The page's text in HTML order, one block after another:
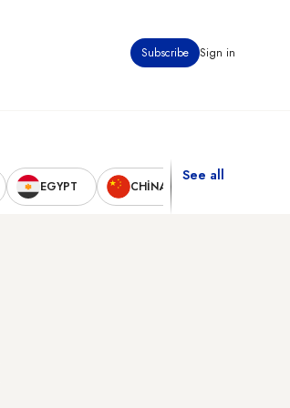
Subscribe Sign in
EGYPT CHINA
See all